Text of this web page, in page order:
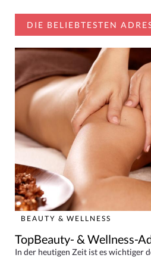
DIE BELIEBTESTEN
BEAUTY & WELLNESS
TopBeauty- & Wellness-
In der heutigen Zeit ist es wichtiger